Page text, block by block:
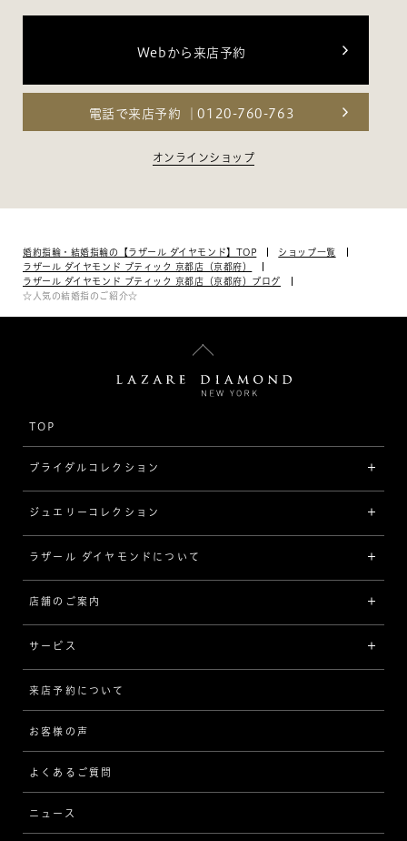
Webから来店予約
電話で来店予約 0120-760-763
オンラインショップ
婚約指輪・結婚指輪の【ラザール ダイヤモンド】TOP
ショップ一覧
ラザール ダイヤモンド ブティック 京都店（京都府）
ラザール ダイヤモンド ブティック 京都店（京都府）ブログ
☆人気の結婚指のご紹介☆
TOP
ブライダルコレクション
婚約指輪（エンゲージリング）
[素材から選ぶ]
プラチナ
イエローゴールド
コンビネーション
[フォルムから選ぶ]
ストレート
ウェーブ
ジュエリーコレクション
ジュエリーコレクショントップ
ジュエリー一覧
リング
ネックレス/ペンダント
ピアス/イヤリング
ブレスレット
ラザール ダイヤモンドについて
ラザール ダイヤモンドについて
品質
歴史
企業の取り組み
店舗のご案内
サービス
サービスについて
アフターサービス
MESSAGE IN DIAMOND
品質保証
来店予約について
お客様の声
よくあるご質問
ニュース